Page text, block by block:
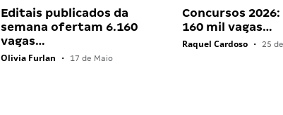
Editais publicados da
semana ofertam 6.160
vagas…
Olivia Furlan • 17 de Maio
Concursos
160 mil vagas…
Raquel Cardoso • 25